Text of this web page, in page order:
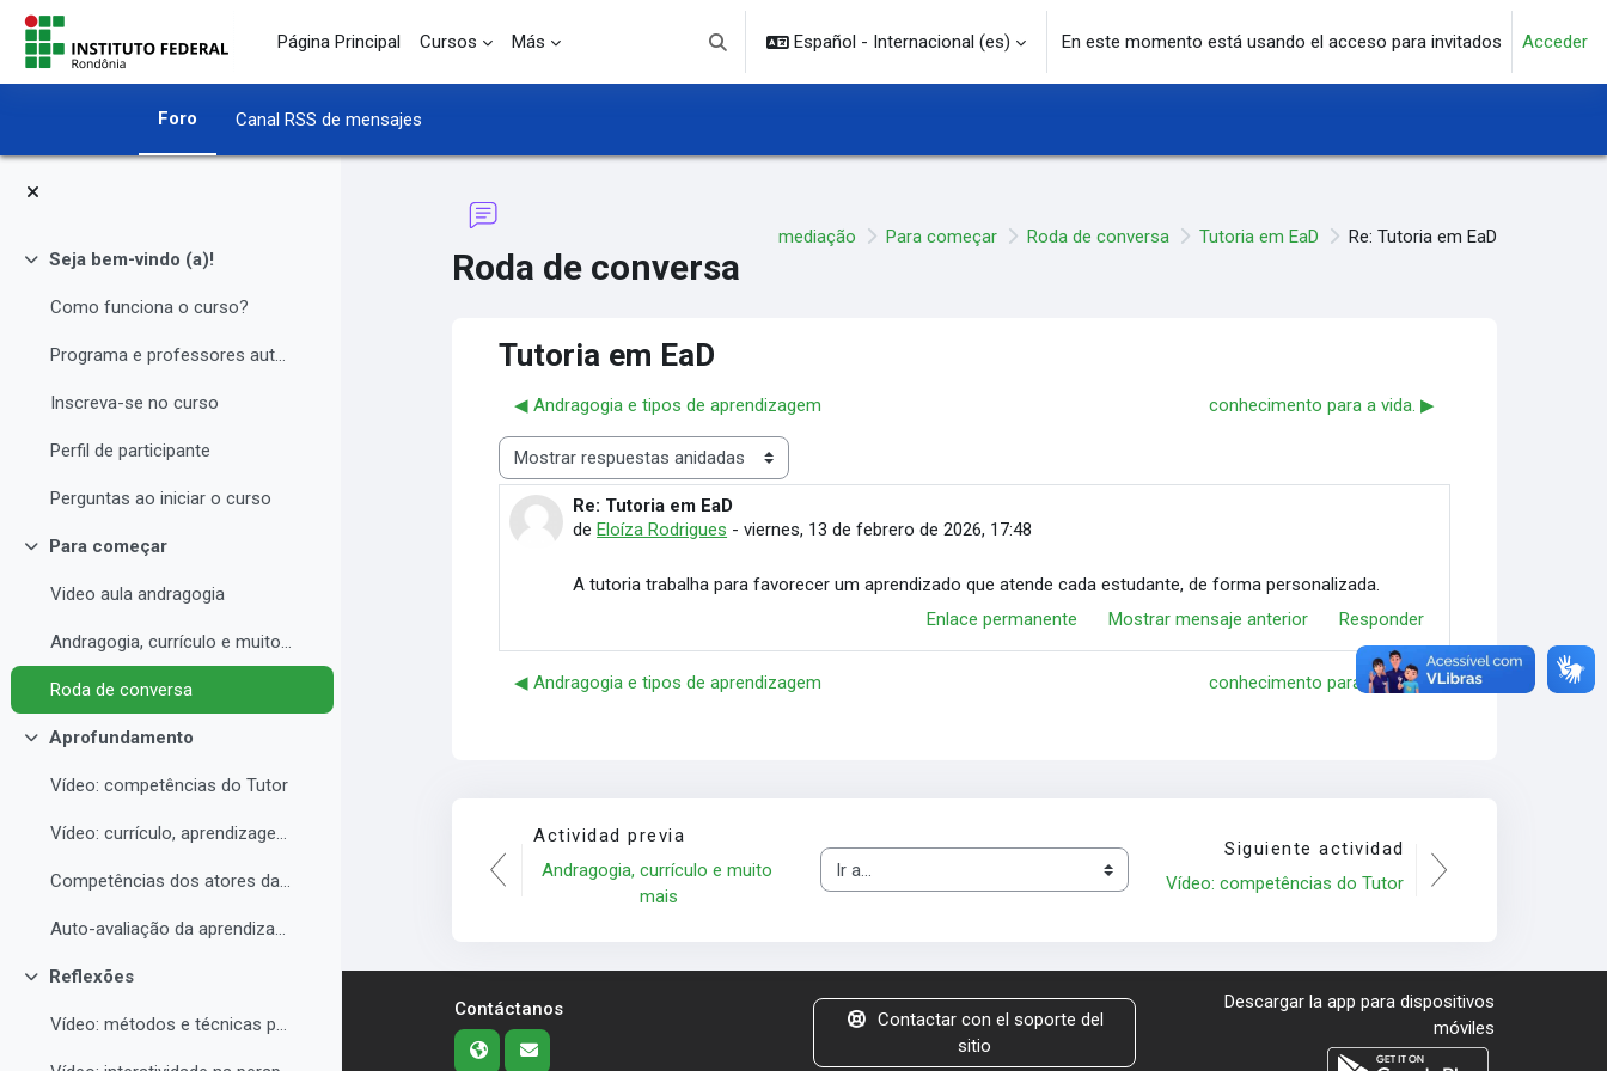
Salta al contenido principal
Página Principal
Cursos Más
Selector de búsqueda de entrada
Español - Internacional ‎(es)‎ En este momento está usando el acceso para invitados Acceder
Foro Canal RSS de mensajes
Colapsar
Seja bem-vindo (a)!
Como funciona o curso?
Programa e professores autores
Inscreva-se no curso
Perfil de participante
Perguntas ao iniciar o curso
Colapsar
Para começar
Video aula andragogia
Andragogia, currículo e muito mais
Roda de conversa
Colapsar
Aprofundamento
Vídeo: competências do Tutor
Vídeo: currículo, aprendizagem e docência para EAD
Competências dos atores da educação a distância professor, tutor e aluno
Auto-avaliação da aprendizagem
Colapsar
Reflexões
Vídeo: métodos e técnicas para EAD
Roda de conversa
mediação Para começar Roda de conversa Tutoria em EaD Re: Tutoria em EaD
Tutoria em EaD
◀︎ Andragogia e tipos de aprendizagem conhecimento para a vida. ▶︎
Mostrar modo
Re: Tutoria em EaD
deEloíza Rodrigues -viernes, 13 de febrero de 2026, 17:48
Número de respuestas: 0
A tutoria trabalha para favorecer um aprendizado que atende cada estudante, de forma personalizada.
Enlace permanente
Mostrar mensaje anterior Responder
◀︎ Andragogia e tipos de aprendizagem conhecimento para a vida. ▶︎
Actividad previa
Andragogia, currículo e muito
mais
Ir a...
Siguiente actividad
Vídeo: competências do Tutor
Contáctanos
Contactar con el soporte del
sitio
Descargar la app para dispositivos
móviles